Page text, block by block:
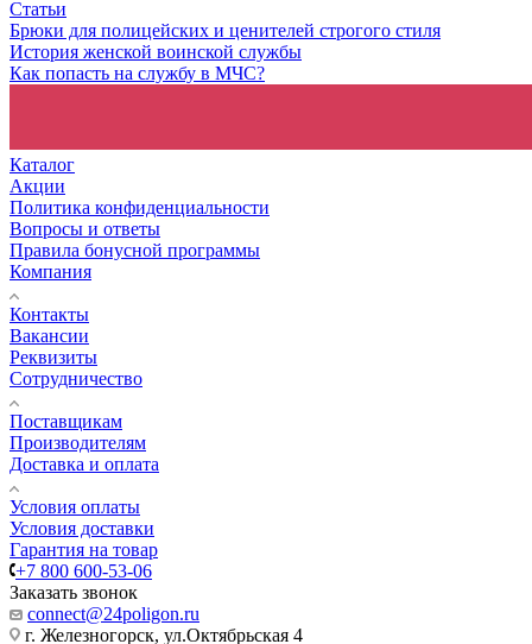
Условия оплаты
Условия доставки
Гарантия на товар
История женской воинской службы
Как попасть на службу в МЧС?
Каталог
Акции
Политика конфиденциальности
Вопросы и ответы
Правила бонусной программы
Компания
Контакты
Вакансии
Реквизиты
Сотрудничество
Поставщикам
Производителям
Доставка и оплата
Условия оплаты
Условия доставки